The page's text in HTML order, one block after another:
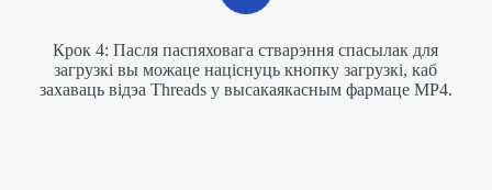
Крок 4: Пасля паспяховага стварэння спасылак для
загрузкі вы можаце націснуць кнопку загрузкі, каб
захаваць відэа Threads у высакаякасным фармаце MP4.